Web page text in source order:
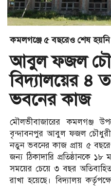
কমলগঞ্জে ৫ বছরেও শেষ হয়নি
আবুল ফজল
বিদ্যালয়ের ৪
ভবনের কাজ
মৌলভীবাজারের কমলগঞ্জ
বৃন্দাবনপুর আবুল ফজল চৌধুরী
নতুন ভবনের কাজ প্রায় ৫
জন্য ঠিকাদারি প্রতিষ্ঠানকে
সময়ের চেয়ে ৩ বছর
রাখা হয়েছে। বিদ্যালয়